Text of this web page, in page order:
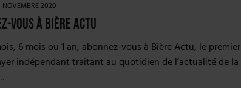
MARTIN
DE LA CHIMAY BLEUE
NOVEMBRE 2020
vous à Bière Actu
6 mois ou 1 an, abonnez-vous à Bière Actu, le premier
indépendant traitant au quotidien de l’actualité de la